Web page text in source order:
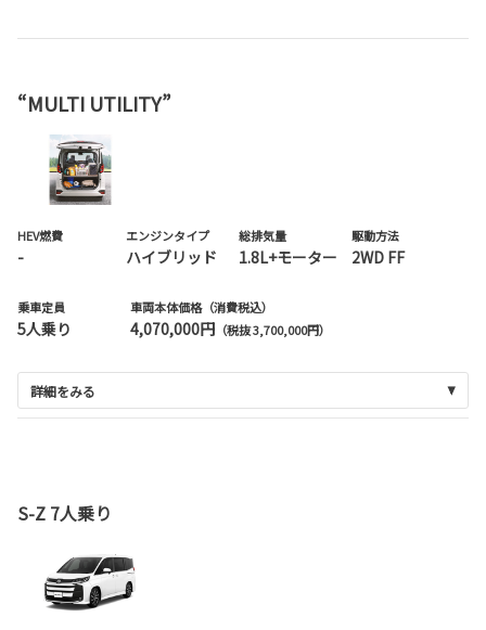
“MULTI UTILITY”
HEV燃費
-
エンジンタイプ
ハイブリッド
総排気量
1.8L+モーター
駆動方法
2WD FF
乗車定員
5人乗り
車両本体価格（消費税込）
4,070,000円 （税抜 3,700,000円）
詳細をみる
S-Z 7人乗り